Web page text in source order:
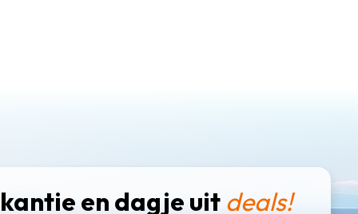
en dagje uit deals!